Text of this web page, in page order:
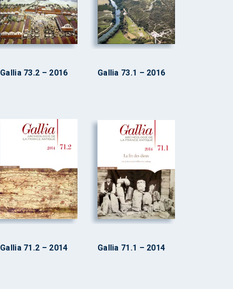
Gallia 73.2 – 2016 Gallia 73.1 – 2016
Gallia 71.2 – 2014 Gallia 71.1 – 2014